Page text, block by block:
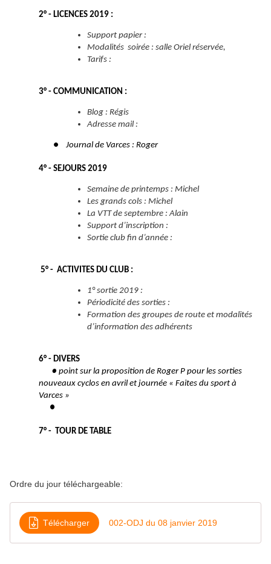
2° - LICENCES 2019 :
Support papier :
Modalités soirée : salle Oriel réservée,
Tarifs :
3° - COMMUNICATION :
Blog : Régis
Adresse mail :
● Journal de Varces : Roger
4° - SEJOURS 2019
Semaine de printemps : Michel
Les grands cols : Michel
La VTT de septembre : Alain
Support d’inscription :
Sortie club fin d’année :
5° - ACTIVITES DU CLUB :
1° sortie 2019 :
Périodicité des sorties :
Formation des groupes de route et modalités
d’information des adhérents
6° - DIVERS
● point sur la proposition de Roger P pour les sorties
nouveaux cyclos en avril et journée « Faites du sport à
Varces »
●
7° - TOUR DE TABLE
Ordre du jour téléchargeable:
Télécharger 002-ODJ du 08 janvier 2019